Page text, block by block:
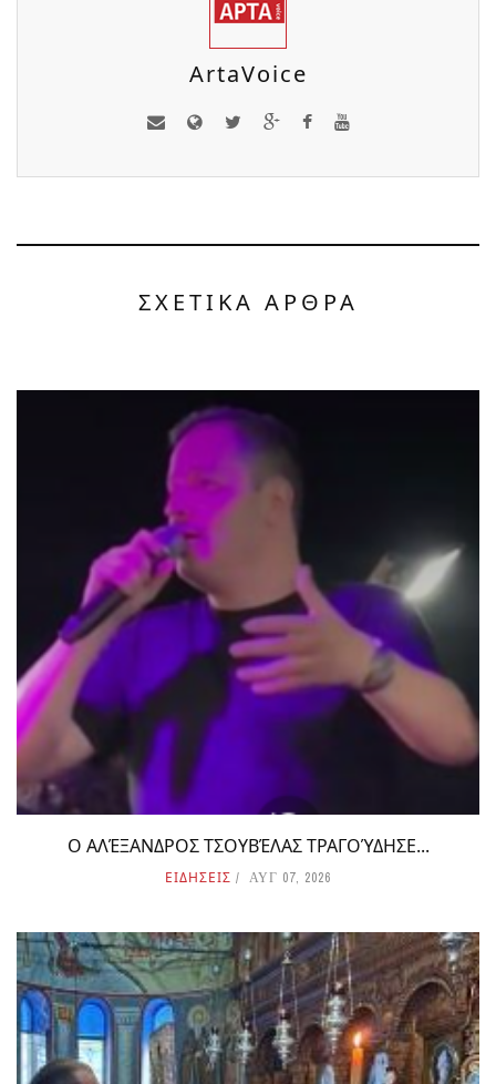
ArtaVoice
ΣΧΕΤΙΚΑ ΑΡΘΡΑ
Ο ΑΛΈΞΑΝΔΡΟΣ ΤΣΟΥΒΈΛΑΣ ΤΡΑΓΟΎΔΗΣΕ...
ΕΙΔΗΣΕΙΣ ΑΥΓ 07, 2026